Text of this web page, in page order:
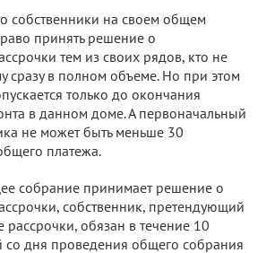
собственники на своем общем
принять решение о
тем из своих рядов, кто не
сразу в полном объеме. Но при этом
только до окончания
в данном доме. А первоначальный
не может быть меньше 30
платежа.
собрание принимает решение о
собственник, претендующий
рассрочки, обязан в течение 10
со дня проведения общего собрания